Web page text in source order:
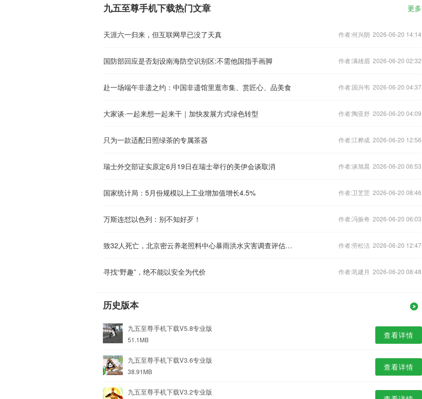
九五至尊手机下载热门文章 更多
天涯六一归来，但互联网早已没了天真 作者:何兴朗 2026-06-20 14:14
国防部回应是否划设南海防空识别区:不需他国指手画脚 作者:满雄眉 2026-06-20 02:32
赴一场端午非遗之约：中国非遗馆里逛市集、赏匠心、品美食 作者:国兴韦 2026-06-20 04:37
大家谈·一起来想一起来干｜加快发展方式绿色转型 作者:陶亚舒 2026-06-20 04:09
只为一款适配日照绿茶的专属茶器 作者:江桦成 2026-06-20 12:56
瑞士外交部证实原定6月19日在瑞士举行的美伊会谈取消 作者:谈旭晨 2026-06-20 06:53
国家统计局：5月份规模以上工业增加值增长4.5% 作者:卫芝罡 2026-06-20 08:46
万斯连怼以色列：别不知好歹！ 作者:冯振奇 2026-06-20 06:03
致32人死亡，北京密云养老照料中心暴雨洪水灾害调查评估报告公布 作者:劳松洁 2026-06-20 12:47
寻找“野趣”，绝不能以安全为代价 作者:巩建月 2026-06-20 08:48
历史版本
九五至尊手机下载V5.8专业版
51.1MB 查看详情
九五至尊手机下载V3.6专业版
38.91MB 查看详情
九五至尊手机下载V3.2专业版